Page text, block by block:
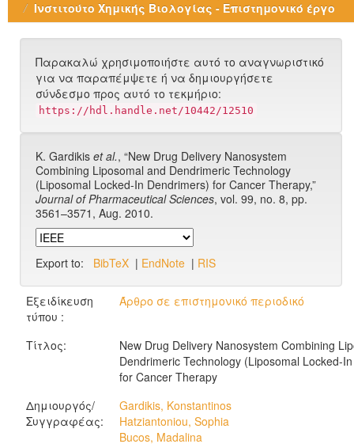
Ινστιτούτο Χημικής Βιολογίας - Επιστημονικό έργο
Παρακαλώ χρησιμοποιήστε αυτό το αναγνωριστικό
για να παραπέμψετε ή να δημιουργήσετε
σύνδεσμο προς αυτό το τεκμήριο:
https://hdl.handle.net/10442/12510
K. Gardikis et al., “New Drug Delivery Nanosystem
Combining Liposomal and Dendrimeric Technology
(Liposomal Locked-In Dendrimers) for Cancer Therapy,”
Journal of Pharmaceutical Sciences, vol. 99, no. 8, pp.
3561–3571, Aug. 2010.
Export to: BibTeX | EndNote | RIS
Εξειδίκευση
τύπου :
Άρθρο σε επιστημονικό περιοδικό
Τίτλος:
New Drug Delivery Nanosystem Combining
Dendrimeric Technology (Liposomal Locked-
for Cancer Therapy
Δημιουργός/
Συγγραφέας:
Gardikis, Konstantinos
Hatziantoniou, Sophia
Bucos, Madalina